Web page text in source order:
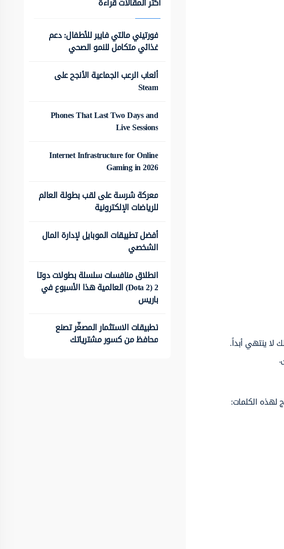
لاينتهي أبداً.
لهذه الكلمات:
فورتيني مالتي فايبر للأطفال: دعم
غذائي متكامل للنمو الصحي
ألعاب الرعب الجماعية الأنجح على
Steam
Phones That Last Two Days and
Live Sessions
Internet Infrastructure for Online
Gaming in 2026
معركة شرسة على لقب بطولة العالم
للرياضات الإلكترونية
أفضل تطبيقات الموبايل لإدارة المال
الشخصي
انطلاق منافسات سلسلة بطولات دوتا
2 (Dota 2) العالمية هذا الأسبوع في
باريس
تطبيقات الاستثمار المصغّر تصنع
محافظ من كسور مشترياتك